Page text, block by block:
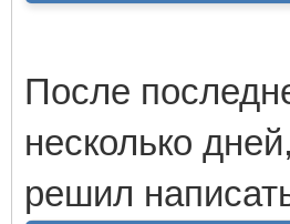
После
несколько
решил